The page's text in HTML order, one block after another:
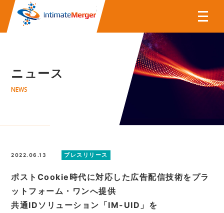
株式会社インティメート・マー
ニュース
NEWS
2022.06.13 プレスリリース
ポストCookie時代に対応した広告配信技術をプラ
ットフォーム・ワンへ提供
共通IDソリューション「IM-UID」を